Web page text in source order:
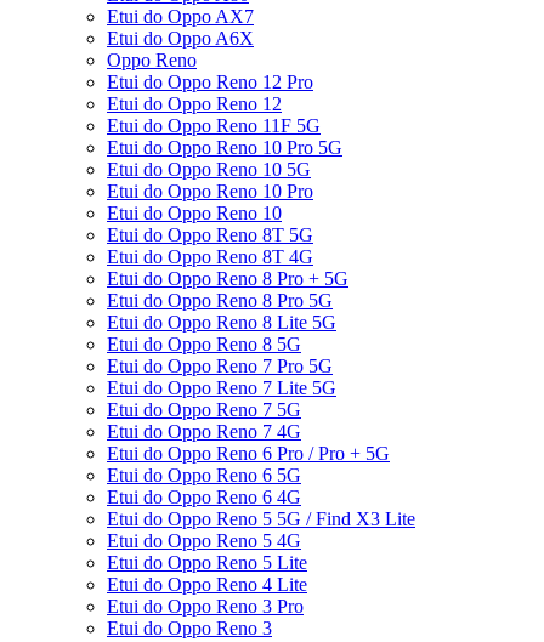
Etui do Oppo AX7
Etui do Oppo A6X
Oppo Reno
Etui do Oppo Reno 12 Pro
Etui do Oppo Reno 12
Etui do Oppo Reno 11F 5G
Etui do Oppo Reno 10 Pro 5G
Etui do Oppo Reno 10 5G
Etui do Oppo Reno 10 Pro
Etui do Oppo Reno 10
Etui do Oppo Reno 8T 5G
Etui do Oppo Reno 8T 4G
Etui do Oppo Reno 8 Pro + 5G
Etui do Oppo Reno 8 Pro 5G
Etui do Oppo Reno 8 Lite 5G
Etui do Oppo Reno 8 5G
Etui do Oppo Reno 7 Pro 5G
Etui do Oppo Reno 7 Lite 5G
Etui do Oppo Reno 7 5G
Etui do Oppo Reno 7 4G
Etui do Oppo Reno 6 Pro / Pro + 5G
Etui do Oppo Reno 6 5G
Etui do Oppo Reno 6 4G
Etui do Oppo Reno 5 5G / Find X3 Lite
Etui do Oppo Reno 5 4G
Etui do Oppo Reno 5 Lite
Etui do Oppo Reno 4 Lite
Etui do Oppo Reno 3 Pro
Etui do Oppo Reno 3